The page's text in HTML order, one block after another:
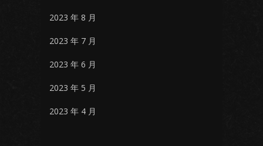
2023 年 8 月
2023 年 7 月
2023 年 6 月
2023 年 5 月
2023 年 4 月